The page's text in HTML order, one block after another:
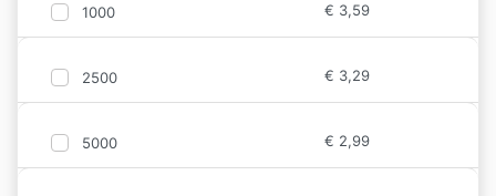
1000 € 3,59
2500 € 3,29
5000 € 2,99